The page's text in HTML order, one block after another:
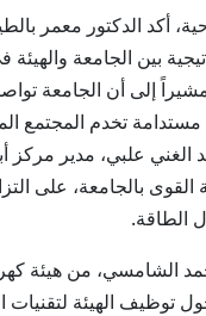
أكد الدكتور معمر
بين الجامعة
مشيراً إلى أن الجامعة
مستدامة تخدم المجتمع
الغني علبي، مدير مركز
بالجامعة، على
الطاقة.
الشامسي، من هيئة
توظيف الهيئة لتقنيات